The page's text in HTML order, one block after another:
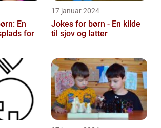
En
for
17 januar 2024
Jokes for børn - En kilde
til sjov og latter